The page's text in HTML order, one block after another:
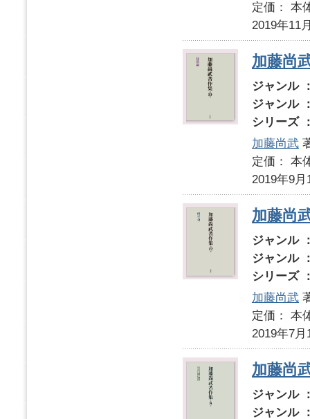
定価：
2019年11
加藤尚
ジャンル
ジャンル
シリーズ
加藤尚武
定価：
2019年9月
加藤尚
ジャンル
ジャンル
シリーズ
加藤尚武
定価：
2019年7月
加藤尚
ジャンル
ジャンル